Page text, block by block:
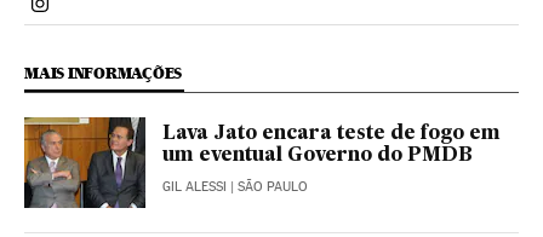
Politica El País Brasil en Instagram
MAIS INFORMAÇÕES
Lava Jato encara teste de fogo em
um eventual Governo do PMDB
GIL ALESSI | SÃO PAULO